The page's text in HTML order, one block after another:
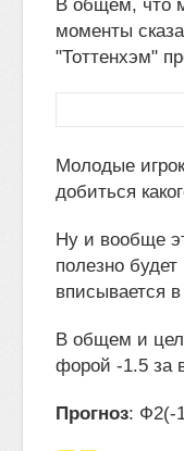
В общем, что
моменты
"Тоттенхэм"
Молодые
добиться
Ну и вообще
полезно
вписывается
В общем и
форой -1.5 за
Прогноз: Ф2(-